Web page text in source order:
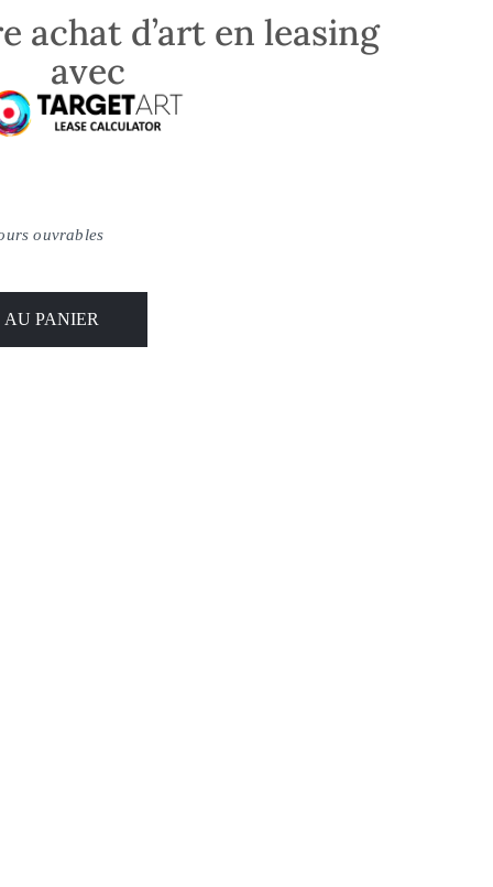
achat d’art en leasing
avec
ouvrables
PANIER